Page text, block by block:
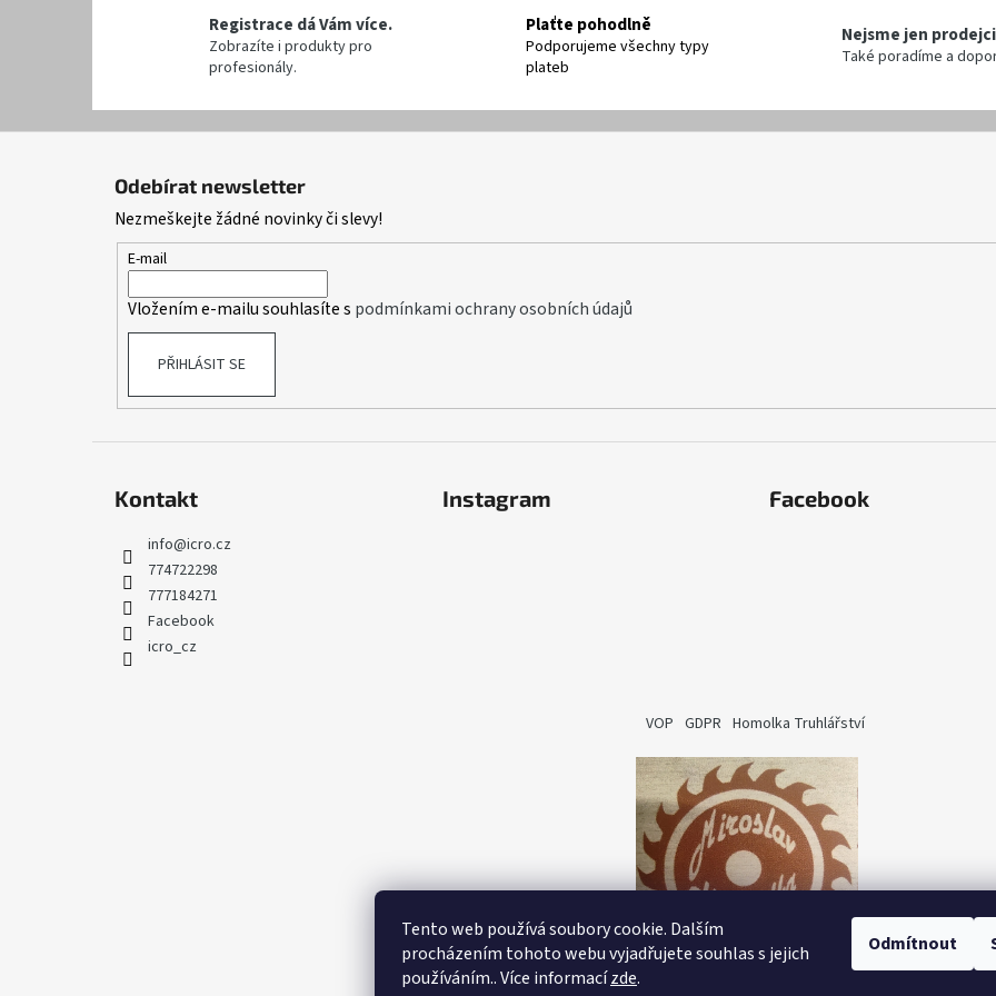
Tento web používá soubory cookie. Dalším
procházením tohoto webu vyjadřujete souhlas s jejich
používáním.. Více informacízde.
Odmítnout
Registrace dá Vám více.
Zobrazíte i produkty pro
profesionály.
Plaťte pohodlně
Podporujeme všechny typy
plateb
Nejsme jen prodejci
Také poradíme a
Odebírat newsletter
Nezmeškejte žádné novinky či slevy!
E-mail
Vložením e-mailu souhlasíte s podmínkami ochrany osobních údajů
PŘIHLÁSIT SE
Kontakt
info@icro.cz
774722298
777184271
Facebook
icro_cz
Instagram Facebook
VOP GDPR Homolka Truhlářství